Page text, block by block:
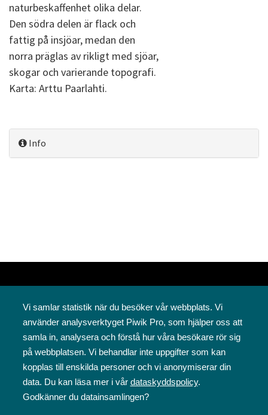
naturbeskaffenhet olika delar.
Den södra delen är flack och
fattig på insjöar, medan den
norra präglas av rikligt med sjöar,
skogar och varierande topografi.
Karta: Arttu Paarlahti.
Info
Svenska folkskolans vänner rf
Annegatan 12
00120 Helsingfors
09 6844 570
Vi samlar statistik när du besöker vår webbplats. Vi
använder analysverktyget Piwik Pro, som hjälper oss att
samla in, analysera och förstå hur våra besökare rör sig
på webbplatsen. Vi behandlar inte uppgifter som kan
kopplas till enskilda personer och vi anonymiserar din
data. Du kan läsa mer i vår dataskyddspolicy.
Godkänner du datainsamlingen?